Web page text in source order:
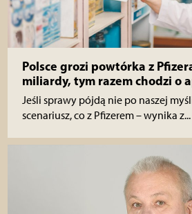
Polsce grozi powtórka z
miliardy, tym razem chodzi o
Jeśli sprawy pójdą nie po naszej
scenariusz, co z Pfizerem – wynika z...